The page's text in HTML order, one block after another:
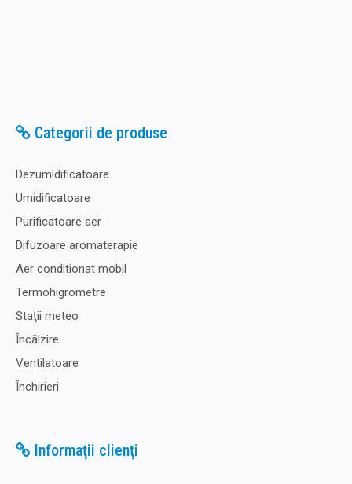
Categorii de produse
Dezumidificatoare
Umidificatoare
Purificatoare aer
Difuzoare aromaterapie
Aer conditionat mobil
Termohigrometre
Staţii meteo
Încălzire
Ventilatoare
Închirieri
Informaţii clienţi